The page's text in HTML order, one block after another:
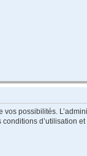
possibilités.
d’utilisation